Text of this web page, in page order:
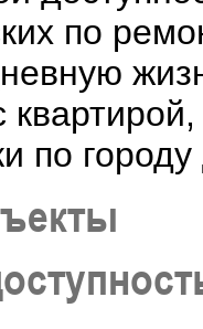
по
по